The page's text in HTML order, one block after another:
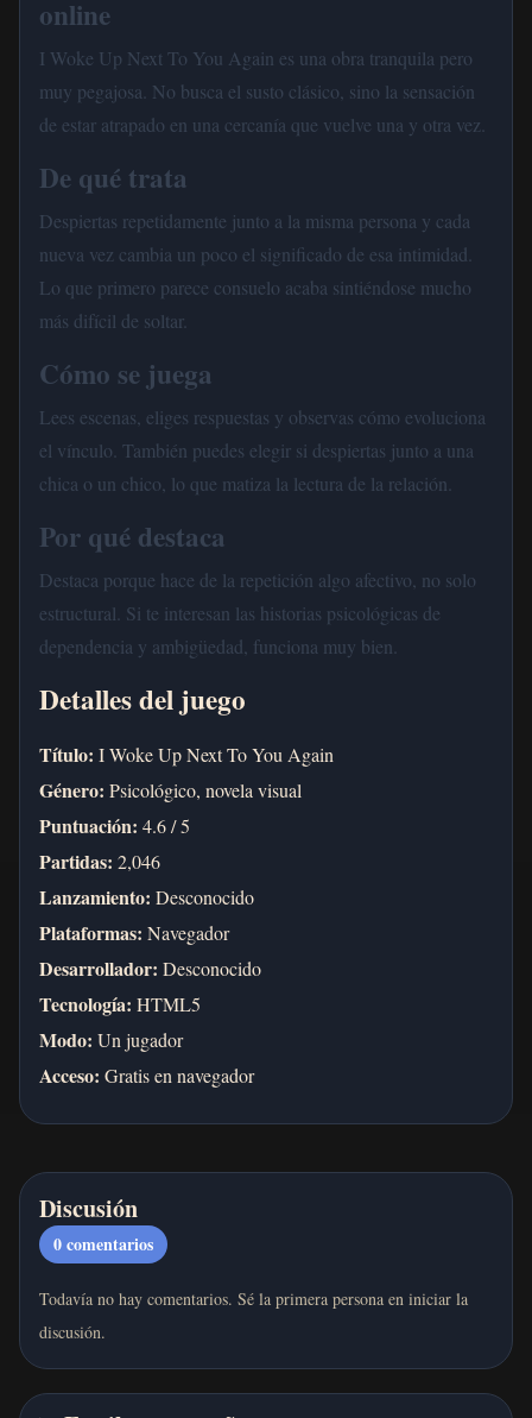
online
I Woke Up Next To You Again es una obra tranquila pero
muy pegajosa. No busca el susto clásico, sino la sensación
de estar atrapado en una cercanía que vuelve una y otra vez.
De qué trata
Despiertas repetidamente junto a la misma persona y cada
nueva vez cambia un poco el significado de esa intimidad.
Lo que primero parece consuelo acaba sintiéndose mucho
más difícil de soltar.
Cómo se juega
Lees escenas, eliges respuestas y observas cómo evoluciona
el vínculo. También puedes elegir si despiertas junto a una
chica o un chico, lo que matiza la lectura de la relación.
Por qué destaca
Destaca porque hace de la repetición algo afectivo, no solo
estructural. Si te interesan las historias psicológicas de
dependencia y ambigüedad, funciona muy bien.
Detalles del juego
Título: I Woke Up Next To You Again
Género: Psicológico, novela visual
Puntuación: 4.6 / 5
Partidas: 2,046
Lanzamiento: Desconocido
Plataformas: Navegador
Desarrollador: Desconocido
Tecnología: HTML5
Modo: Un jugador
Acceso: Gratis en navegador
Discusión
0comentarios
Todavía no hay comentarios. Sé la primera persona en iniciar la
discusión.